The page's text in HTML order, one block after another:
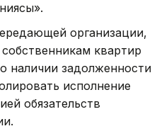
организации,
квартир
наличии задолженности
исполнение
обязательств